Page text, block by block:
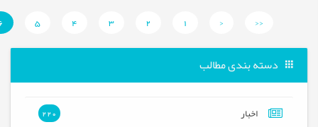
<<
<
1
2
3
4
5
دسته بندی مطالب
اخبار 220